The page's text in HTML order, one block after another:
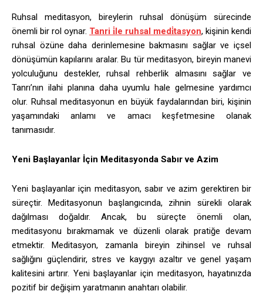
Ruhsal meditasyon, bireylerin ruhsal dönüşüm sürecinde
önemli bir rol oynar. Tanri i̇le ruhsal medi̇tasyon, kişinin kendi
ruhsal özüne daha derinlemesine bakmasını sağlar ve içsel
dönüşümün kapılarını aralar. Bu tür meditasyon, bireyin manevi
yolculuğunu destekler, ruhsal rehberlik almasını sağlar ve
Tanrı’nın ilahi planına daha uyumlu hale gelmesine yardımcı
olur. Ruhsal meditasyonun en büyük faydalarından biri, kişinin
yaşamındaki anlamı ve amacı keşfetmesine olanak
tanımasıdır.
Yeni Başlayanlar İçin Meditasyonda Sabır ve Azim
Yeni başlayanlar için meditasyon, sabır ve azim gerektiren bir
süreçtir. Meditasyonun başlangıcında, zihnin sürekli olarak
dağılması doğaldır. Ancak, bu süreçte önemli olan,
meditasyonu bırakmamak ve düzenli olarak pratiğe devam
etmektir. Meditasyon, zamanla bireyin zihinsel ve ruhsal
sağlığını güçlendirir, stres ve kaygıyı azaltır ve genel yaşam
kalitesini artırır. Yeni başlayanlar için meditasyon, hayatınızda
pozitif bir değişim yaratmanın anahtarı olabilir.